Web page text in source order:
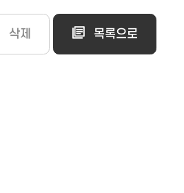
삭제 목록으로